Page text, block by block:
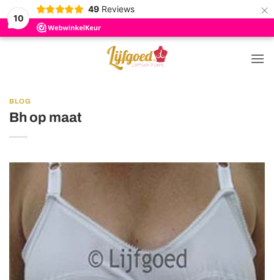
10
49 Reviews ×
Ga
BLOG
Bh op maat